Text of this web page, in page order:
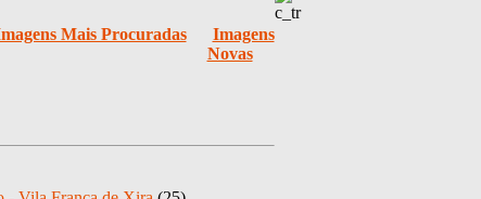
Mais Procuradas
Imagens
Novas